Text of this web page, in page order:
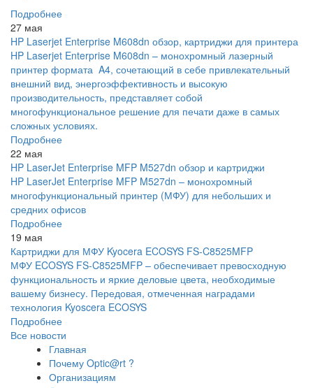
Подробнее
27 мая
HP Laserjet Enterprise M608dn обзор, картриджи для принтера
HP Laserjet Enterprise M608dn – монохромный лазерный
принтер формата A4, сочетающий в себе привлекательный
внешний вид, энергоэффективность и высокую
производительность, представляет собой
многофункциональное решение для печати даже в самых
сложных условиях.
Подробнее
22 мая
HP LaserJet Enterprise MFP M527dn обзор и картриджи
HP LaserJet Enterprise MFP M527dn – монохромный
многофункциональный принтер (МФУ) для небольших и
средних офисов
Подробнее
19 мая
Картриджи для МФУ Kyocera ECOSYS FS-C8525MFP
МФУ ECOSYS FS-C8525MFP – обеспечивает превосходную
функциональность и яркие деловые цвета, необходимые
вашему бизнесу. Передовая, отмеченная наградами
технология Kyoscera ECOSYS
Подробнее
Все новости
Главная
Почему Optic@rt ?
Организациям